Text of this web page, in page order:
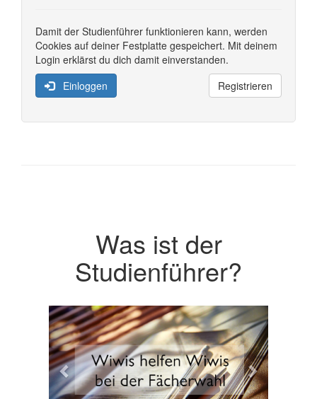
Damit der Studienführer funktionieren kann, werden
Cookies auf deiner Festplatte gespeichert. Mit deinem
Login erklärst du dich damit einverstanden.
Einloggen
Registrieren
Was ist der
Studienführer?
Previous Next